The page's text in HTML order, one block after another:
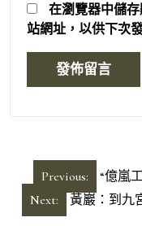
在瀏覽器中儲
站網址，以供下次
Previous:
“億嵐
Next:
黃巖：到九